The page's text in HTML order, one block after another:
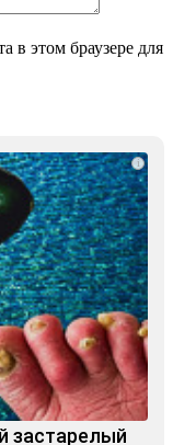
в этом браузере для
i
застарелый